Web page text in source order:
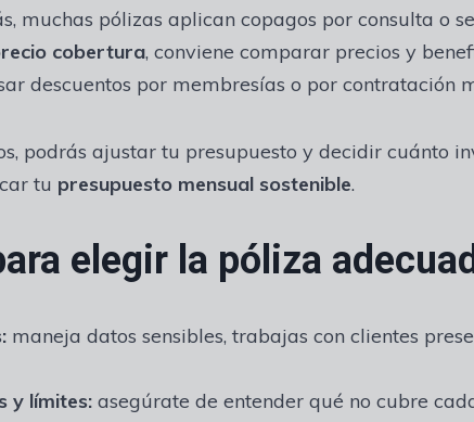
muchas pólizas aplican copagos por consulta o
cobertura, conviene comparar precios y
descuentos por membresías o por contratación
podrás ajustar tu presupuesto y decidir cuánto
tu presupuesto mensual sostenible.
elegir la póliza
maneja datos sensibles, trabajas con clientes
y límites:asegúrate de entender qué no cubre